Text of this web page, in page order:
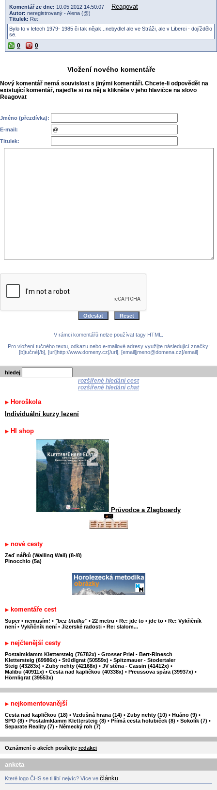
Komentář ze dne: 10.05.2012 14:50:07 Reagovat
Autor: neregistrovaný - Alena (@)
Titulek: Re:
Bylo to v letech 1979- 1985 či tak nějak...nebydlel ale ve Stráži, ale v Liberci - dojíždělo
se.
0 0
Vložení nového komentáře
Nový komentář nemá souvislost s jinými komentáři. Chcete-li odpovědět na
existující komentář, najeďte si na něj a klikněte v jeho hlavičce na slovo
Reagovat
Jméno (přezdívka):
E-mail:
Titulek:
V rámci komentářů nelze používat tagy HTML.
Pro vložení tučného textu, odkazu nebo e-mailové adresy využijte následující značky:
[b]tučné[/b], [url]http://www.domeny.cz[/url], [email]jmeno@domena.cz[/email]
hledej
rozšířené hledání cest
rozšířené hledání chat
Horoškola
Individuální kurzy lezení
HI shop
Průvodce a Zlagboardy
nové cesty
Zeď nářků (Walling Wall) (8-/8)
Pinocchio (5a)
komentáře cest
Super • nemusím! • "bez titulku" • 22 metru • Re: jde to • jde to • Re: Vykřičník
není • Vykřičník není • Jizerské radosti • Re: slalom...
nejčtenější cesty
Postalmklamm Klettersteig (76782x) • Grosser Priel - Bert-Rinesch
Klettersteig (69986x) • Stüdlgrat (50559x) • Spitzmauer - Stodertaler
Steig (43283x) • Zuby nehty (42168x) • JV stěna - Cassin (41412x) •
Malibu (40911x) • Cesta nad kapličkou (40338x) • Preussova spára (39937x) •
Hörnligrat (39553x)
nejkomentovanější
Cesta nad kapličkou (18) • Vzdušná hrana (14) • Zuby nehty (10) • Huáno (9) •
SPO (8) • Postalmklamm Klettersteig (8) • Přímá cesta holubiček (8) • Sokolík (7) •
Separate Reality (7) • Německý roh (7)
Oznámení o akcích posílejte redakci
anketa
Které logo ČHS se ti líbí nejvíc? Více ve článku